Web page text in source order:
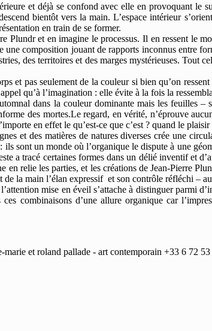
et déjà se confond avec elle en provoquant le
bientôt vers la main. L’espace intérieur
en train de se former.
Plundr et en imagine le processus. Il en ressent le
une composition jouant de rapports inconnus entre
des territoires et des marges mystérieuses. Tout
et pas seulement de la couleur si bien qu’on
qu’à l’imagination : elle évite à la fois la
dans la couleur dominante mais les feuilles
des mortes.Le regard, en vérité, n’éprouve
en effet le qu’est-ce que c’est ? quand le
et des matières de natures diverses crée une
sont un monde où l’organique le dispute à une
a tracé certaines formes dans un délié inventif et
en relie les parties, et les créations de Jean-Pierre
la main l’élan expressif et son contrôle réfléchi –
mise en éveil s’attache à distinguer parmi
combinaisons d’une allure organique car
marie et roland pallade - art contemporain +33 6 72